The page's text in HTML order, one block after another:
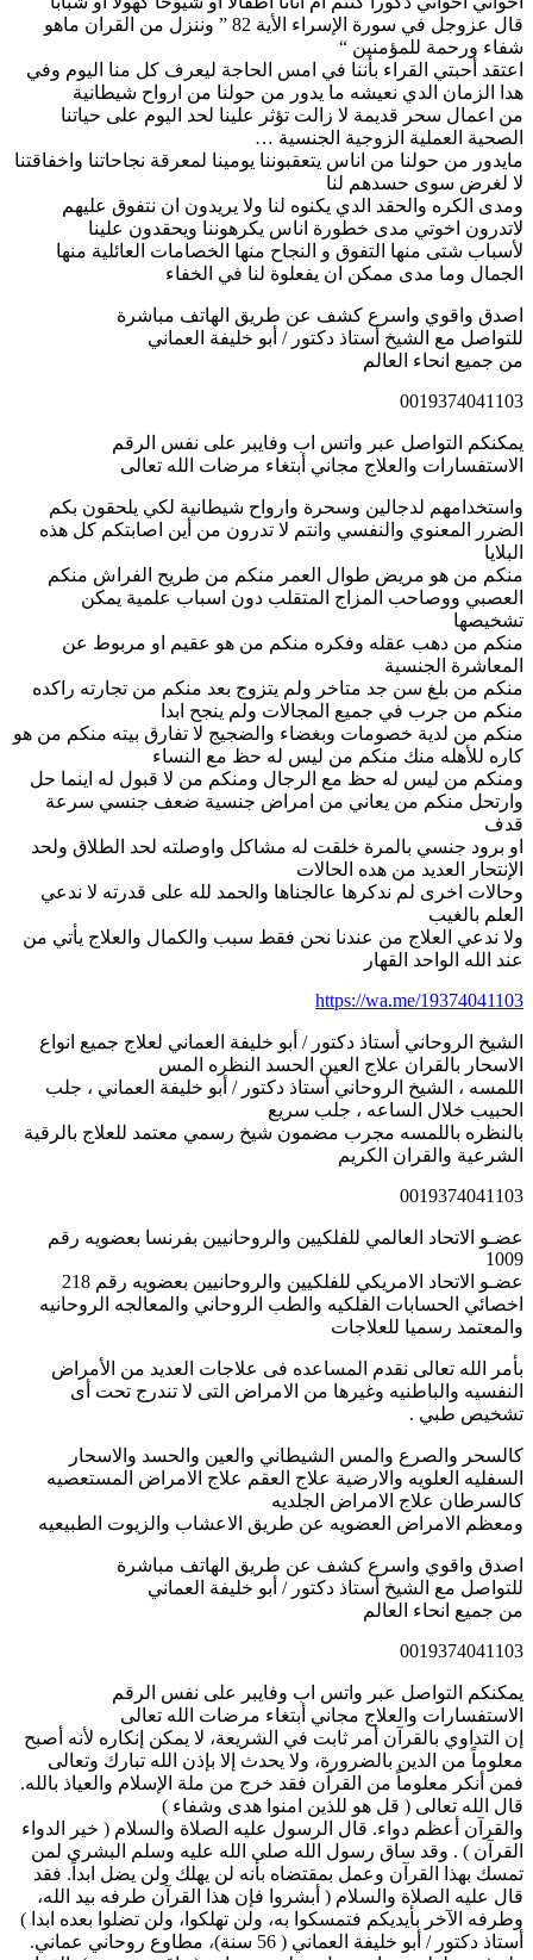
قال عزوجل في سورة الإسراء الأية 82 ” وننزل من القران ماهو
شفاء ورحمة للمؤمنين “
اعتقد أحبتي القراء بأننا في امس الحاجة ليعرف كل منا اليوم وفي
هدا الزمان الدي نعيشه ما يدور من حولنا من ارواح شيطانية
من اعمال سحر قديمة لا زالت تؤثر علينا لحد اليوم على حياتنا
الصحية العملية الزوجية الجنسية …
مايدور من حولنا من اناس يتعقبوننا يومينا لمعرقة نجاحاتنا واخفاقتنا
لا لغرض سوى حسدهم لنا
ومدى الكره والحقد الدي يكنوه لنا ولا يريدون ان نتفوق عليهم
لاتدرون اخوتي مدى خطورة اناس يكرهوننا ويحقدون علينا
لأسباب شتى منها التفوق و النجاح منها الخصامات العائلية منها
الجمال وما مدى ممكن ان يفعلوة لنا في الخفاء
اصدق واقوي واسرع كشف عن طريق الهاتف مباشرة
للتواصل مع الشيخ أستاذ دكتور / أبو خليفة العماني
من جميع انحاء العالم
0019374041103
يمكنكم التواصل عبر واتس اب وفايبر على نفس الرقم
الاستفسارات والعلاج مجاني أبتغاء مرضات الله تعالى
واستخدامهم لدجالين وسحرة وارواح شيطانية لكي يلحقون بكم
الضرر المعنوي والنفسي وانتم لا تدرون من أين اصابتكم كل هذه
البلايا
منكم من هو مريض طوال العمر منكم من طريح الفراش منكم
العصبي ووصاحب المزاج المتقلب دون اسباب علمية يمكن
تشخيصها
منكم من دهب عقله وفكره منكم من هو عقيم او مربوط عن
المعاشرة الجنسية
منكم من بلغ سن جد متاخر ولم يتزوج بعد منكم من تجارته راكده
منكم من جرب في جميع المجالات ولم ينجح ابدا
منكم من لدية خصومات وبغضاء والضجيج لا تفارق بيته منكم من هو
كاره للأهله منك منكم من ليس له حظ مع النساء
ومنكم من ليس له حظ مع الرجال ومنكم من لا قبول له اينما حل
وارتحل منكم من يعاني من امراض جنسية ضعف جنسي سرعة
قدف
او برود جنسي بالمرة خلقت له مشاكل واوصلته لحد الطلاق ولحد
الإنتحار العديد من هده الحالات
وحالات اخرى لم ندكرها عالجناها والحمد لله على قدرته لا ندعي
العلم بالغيب
ولا ندعي العلاج من عندنا نحن فقط سبب والكمال والعلاج يأتي من
عند الله الواحد القهار
https://wa.me/19374041103
الشيخ الروحاني أستاذ دكتور / أبو خليفة العماني لعلاج جميع انواع
الاسحار بالقران علاج العين الحسد النظره المس
اللمسه ، الشيخ الروحاني أستاذ دكتور / أبو خليفة العماني ، جلب
الحبيب خلال الساعه ، جلب سريع
بالنظره باللمسه مجرب مضمون شيخ رسمي معتمد للعلاج بالرقية
الشرعية والقران الكريم
0019374041103
عضـو الاتحاد العالمي للفلكيين والروحانيين بفرنسا بعضويه رقم
1009
عضـو الاتحاد الامريكي للفلكيين والروحانيين بعضويه رقم 218
اخصائي الحسابات الفلكيه والطب الروحاني والمعالجه الروحانيه
والمعتمد رسميا للعلاجات
بأمر الله تعالى نقدم المساعده فى علاجات العديد من الأمراض
النفسيه والباطنيه وغيرها من الامراض التى لا تندرج تحت أى
تشخيص طبي .
كالسحر والصرع والمس الشيطاني والعين والحسد والاسحار
السفليه العلويه والارضية علاج العقم علاج الامراض المستعصيه
كالسرطان علاج الامراض الجلديه
ومعظم الامراض العضويه عن طريق الاعشاب والزيوت الطبيعيه
اصدق واقوي واسرع كشف عن طريق الهاتف مباشرة
للتواصل مع الشيخ أستاذ دكتور / أبو خليفة العماني
من جميع انحاء العالم
0019374041103
يمكنكم التواصل عبر واتس اب وفايبر على نفس الرقم
الاستفسارات والعلاج مجاني أبتغاء مرضات الله تعالى
إن التداوي بالقرآن أمر ثابت في الشريعة، لا يمكن إنكاره لأنه أصبح
معلوماً من الدين بالضرورة، ولا يحدث إلا بإذن الله تبارك وتعالى
فمن أنكر معلوماً من القرآن فقد خرج من ملة الإسلام والعياذ بالله.
قال الله تعالى ( قل هو للذين امنوا هدى وشفاء )
والقرآن أعظم دواء. قال الرسول عليه الصلاة والسلام ( خير الدواء
القرآن ) . وقد ساق رسول الله صلى الله عليه وسلم البشرى لمن
تمسك بهذا القرآن وعمل بمقتضاه بأنه لن يهلك ولن يضل ابداً. فقد
قال عليه الصلاة والسلام ( أبشروا فإن هذا القرآن طرفه بيد الله،
وطرفه الآخر بأيديكم فتمسكوا به، ولن تهلكوا، ولن تضلوا بعده ابدا )
أستاذ دكتور / أبو خليفة العماني ( 56 سنة)، مطاوع روحاني عماني.